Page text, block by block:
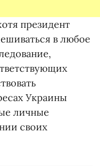
президент
в любое
Украины
личные
своих